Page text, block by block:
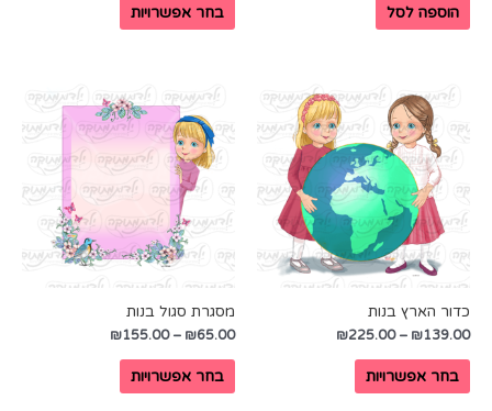
הוספה לסל בחר אפשרויות
כדור הארץ בנות
₪139.00
–
₪225.00
בחר אפשרויות
מסגרת סגול בנות
₪65.00
–
₪155.00
בחר אפשרויות